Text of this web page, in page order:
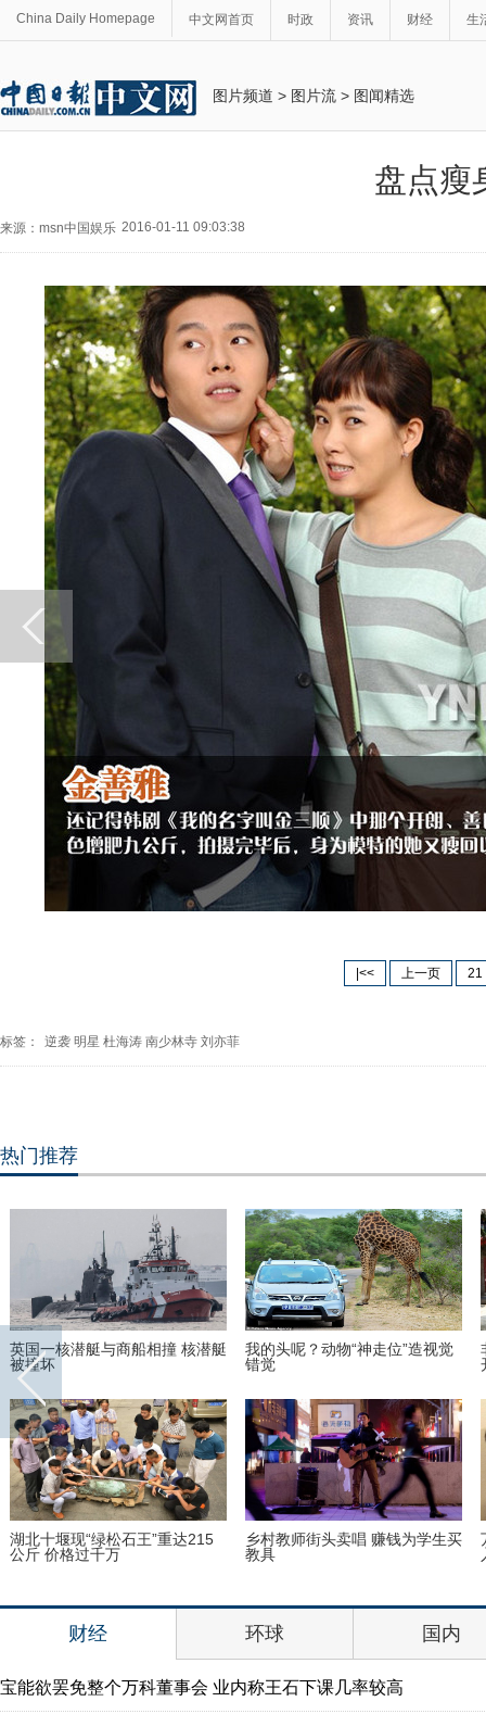
China Daily Homepage 中文网首页 时政 资讯 财经 生
图片频道 > 图片流 > 图闻精选
盘点瘦
来源：msn中国娱乐 2016-01-11 09:03:38
|<< 上一页 21
标签： 逆袭 明星 杜海涛 南少林寺 刘亦菲
热门推荐
英国一核潜艇与商船相撞 核潜艇
被撞坏
我的头呢？动物“神走位”造视觉
错觉
湖北十堰现“绿松石王”重达215
公斤 价格过千万
乡村教师街头卖唱 赚钱为学生买
教具
财经 环球 国内
宝能欲罢免整个万科董事会 业内称王石下课几率较高